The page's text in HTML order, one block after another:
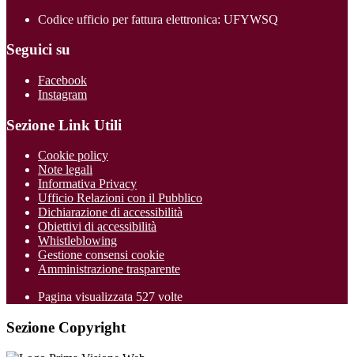
Codice ufficio per fattura elettronica: UFYWSQ
Seguici su
Facebook
Instagram
Sezione Link Utili
Cookie policy
Note legali
Informativa Privacy
Ufficio Relazioni con il Pubblico
Dichiarazione di accessibilità
Obiettivi di accessibilità
Whistleblowing
Gestione consensi cookie
Amministrazione trasparente
Pagina visualizzata 527 volte
Sezione Copyright